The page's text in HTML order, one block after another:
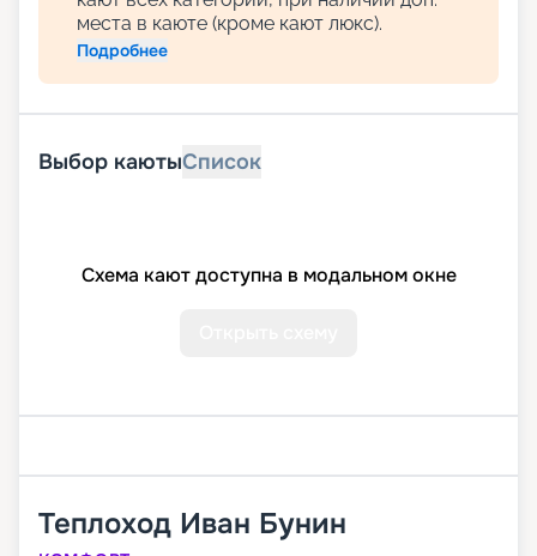
места в каюте (кроме кают люкс).
Подробнее
Выбор каютыСписок
Схема кают доступна в модальном окне
Теплоход Иван Бунин